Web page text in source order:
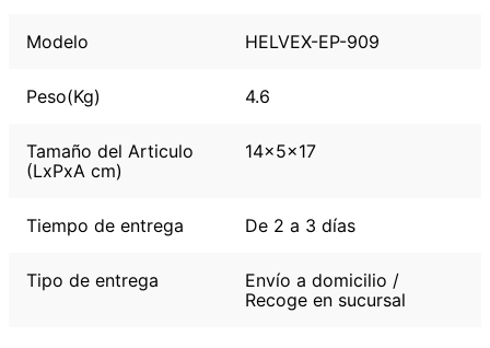
Modelo HELVEX-EP-909
Peso(Kg) 4.6
Tamaño del Articulo
(LxPxA cm)
14x5x17
Tiempo de entrega De 2 a 3 días
Tipo de entrega
Envío a domicilio /
Recoge en sucursal